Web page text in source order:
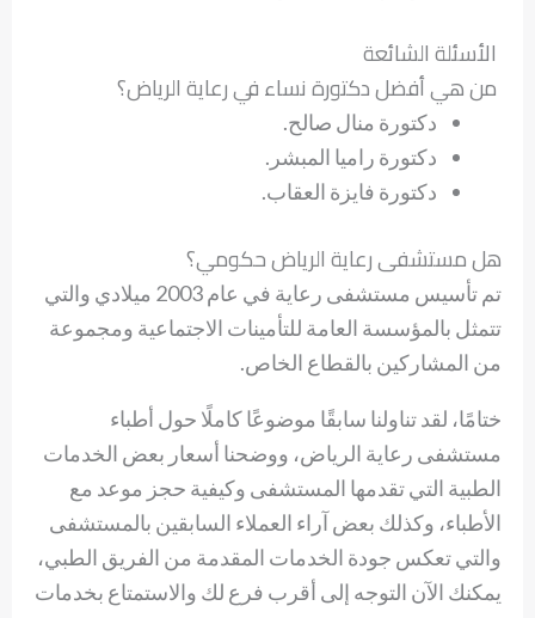
الأسئلة الشائعة
من هي أفضل دكتورة نساء في رعاية الرياض؟
دكتورة منال صالح.
دكتورة راميا المبشر.
دكتورة فايزة العقاب.
هل مستشفى رعاية الرياض حكومي؟
تم تأسيس مستشفى رعاية في عام 2003 ميلادي والتي
تتمثل بالمؤسسة العامة للتأمينات الاجتماعية ومجموعة
من المشاركين بالقطاع الخاص.
ختامًا، لقد تناولنا سابقًا موضوعًا كاملًا حول أطباء
مستشفى رعاية الرياض، ووضحنا أسعار بعض الخدمات
الطبية التي تقدمها المستشفى وكيفية حجز موعد مع
الأطباء، وكذلك بعض آراء العملاء السابقين بالمستشفى
والتي تعكس جودة الخدمات المقدمة من الفريق الطبي،
يمكنك الآن التوجه إلى أقرب فرع لك والاستمتاع بخدمات